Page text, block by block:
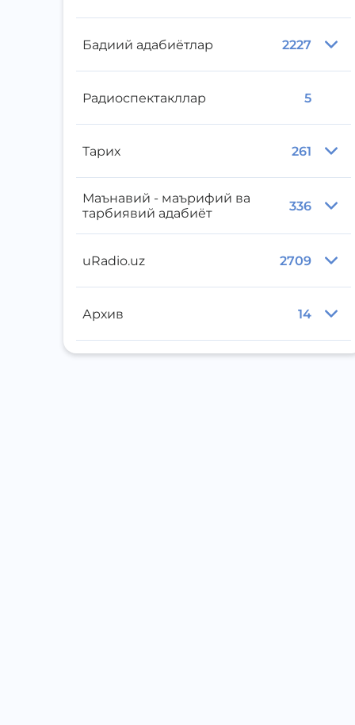
Бадиий адабиётлар 2227
Радиоспектакллар 5
Тарих 261
Маънавий - маърифий ва
тарбиявий адабиёт
336
uRadio.uz 2709
Архив 14